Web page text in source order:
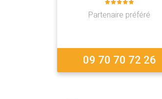
Partenaire préféré
09 70 70 72 26